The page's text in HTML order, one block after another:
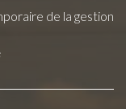
de la gestion